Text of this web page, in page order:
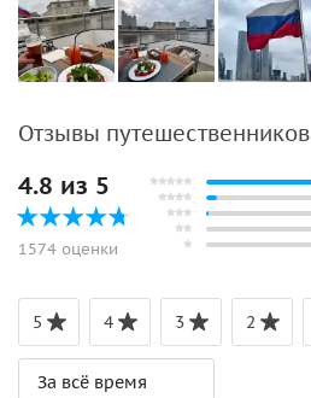
Отзывы путешественников
4.8 из 5
1574 оценки
5 4 3 2